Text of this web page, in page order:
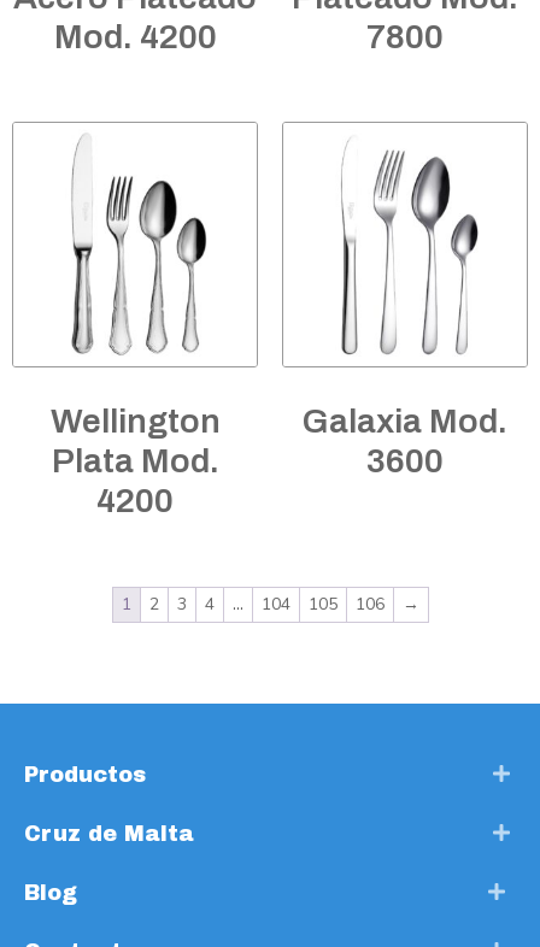
Mod. 4200
7800
Wellington
Plata Mod.
4200
Galaxia Mod.
3600
1 2 3 4 … 104 105 106 →
Productos
Cruz de Malta
Blog